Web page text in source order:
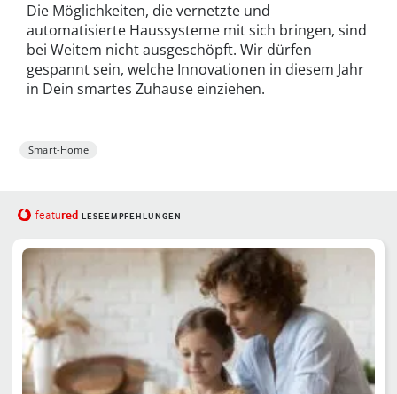
Die Möglichkeiten, die vernetzte und
automatisierte Haussysteme mit sich bringen, sind
bei Weitem nicht ausgeschöpft. Wir dürfen
gespannt sein, welche Innovationen in diesem Jahr
in Dein smartes Zuhause einziehen.
Smart-Home
featured LESEEMPFEHLUNGEN